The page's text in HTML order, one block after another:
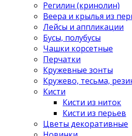
Регилин (кринолин)
Веера и крылья из
Лейсы и аппликации
Бусы, полубусы
Чашки корсетные
Перчатки
Кружевные зонты
Кружево, тесьма,
Кисти
Кисти из ниток
Кисти из перьев
Цветы декоративные